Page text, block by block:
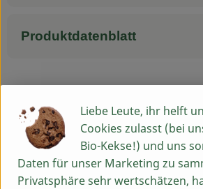
Produktdatenblatt
Herkunft
Hersteller: Südtiroler
Italien
Liebe Leute, ihr helft
Cookies zulasst (bei
Bio-Kekse!) und uns
Daten für unser Marketing zu
Privatsphäre sehr wertschätzen,